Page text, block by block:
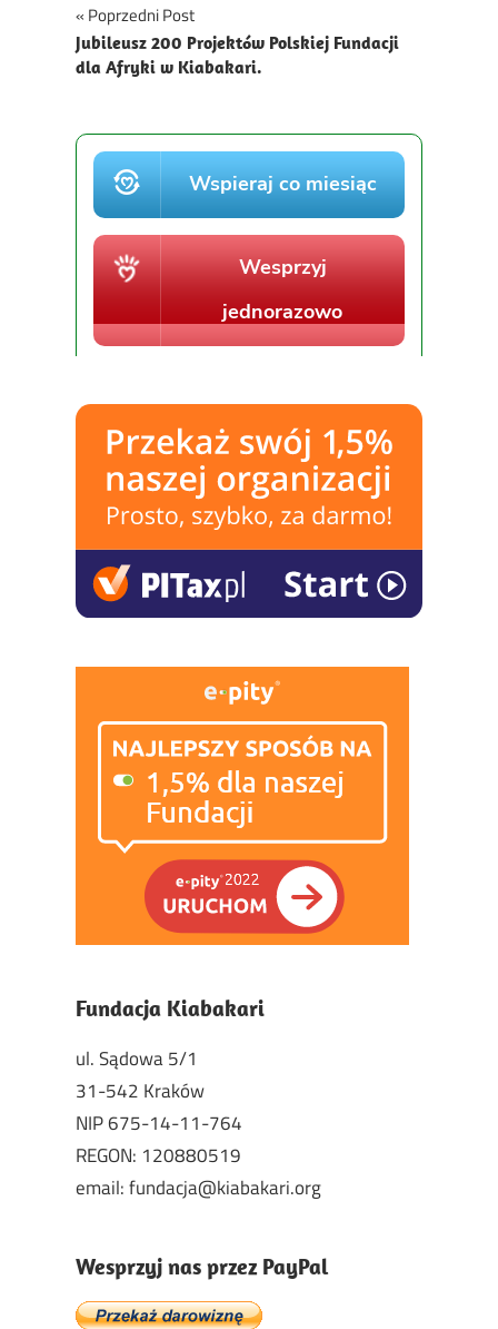
Nawigacja
wpisu
Poprzedni Post
Jubileusz 200 Projektów Polskiej Fundacji
dla Afryki w Kiabakari.
Fundacja Kiabakari
ul. Sądowa 5/1
31-542 Kraków
NIP 675-14-11-764
REGON: 120880519
email: fundacja@kiabakari.org
Wesprzyj nas przez PayPal